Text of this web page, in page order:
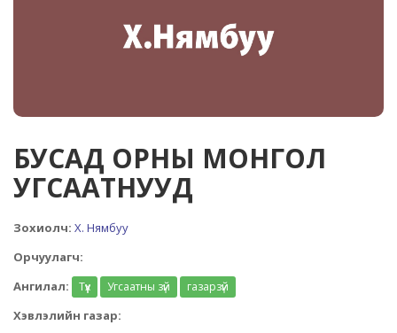
БУСАД ОРНЫ МОНГОЛ
УГСААТНУУД
Зохиолч: Х. Нямбуу
Орчуулагч:
Ангилал:
Түүх Угсаатны зүй газарзүй
Хэвлэлийн газар: